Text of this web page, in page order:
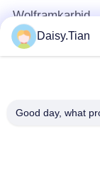
Wolframkarbid
sterbenDaisy.Tian
Good day, what